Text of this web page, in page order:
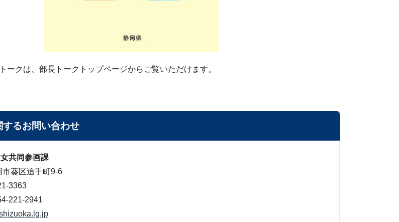
ークは、部長トークトップページからご覧いただけます。
するお問い合わせ
共同参画課
葵区追手町9-6
3363
221-2941